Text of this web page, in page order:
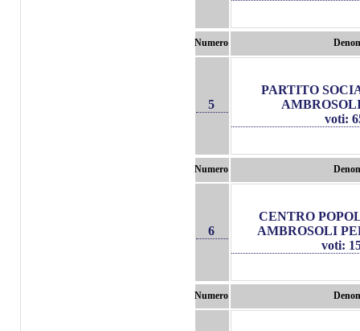
Numero
5
PARTITO
voti:
Numero
6
CENTRO
AMBROSOLI
voti:
Numero